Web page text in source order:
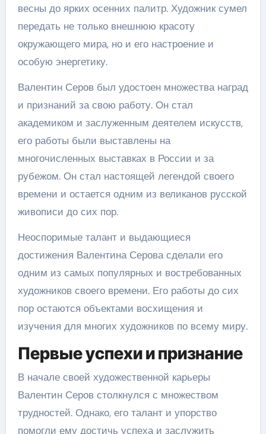
весны до ярких осенних палитр. Художник сумел
передать не только внешнюю красоту
окружающего мира, но и его настроение и
особую энергетику.
Валентин Серов был удостоен множества наград
и признаний за свою работу. Он стал
академиком и заслуженным деятелем искусств,
его работы были выставлены на
многочисленных выставках в России и за
рубежом. Он стал настоящей легендой своего
времени и остается одним из великанов русской
живописи до сих пор.
Неоспоримые талант и выдающиеся
достижения Валентина Серова сделали его
одним из самых популярных и востребованных
художников своего времени. Его работы до сих
пор остаются объектами восхищения и
изучения для многих художников по всему миру.
Первые успехи и признание
В начале своей художественной карьеры
Валентин Серов столкнулся с множеством
трудностей. Однако, его талант и упорство
помогли ему достичь успеха и заслужить